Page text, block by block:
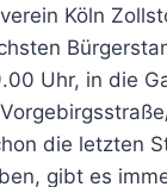
Köln
Uhr, in die
die letzten
gibt es